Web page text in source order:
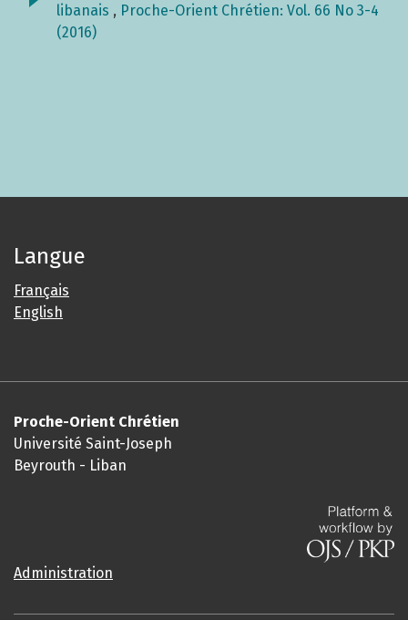
libanais , Proche-Orient Chrétien: Vol. 66 No 3-4
(2016)
Langue
Français
English
Proche-Orient Chrétien
Université Saint-Joseph
Beyrouth - Liban
Administration